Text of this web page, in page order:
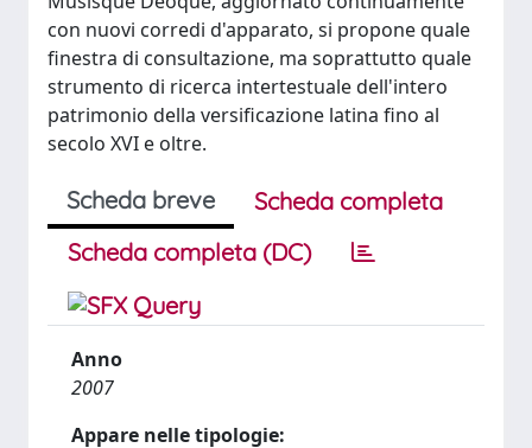
con nuovi corredi d'apparato, si propone quale
finestra di consultazione, ma soprattutto quale
strumento di ricerca intertestuale dell'intero
patrimonio della versificazione latina fino al
secolo XVI e oltre.
Scheda breve
Scheda completa
Scheda completa (DC)
Anno
2007
Appare nelle tipologie: